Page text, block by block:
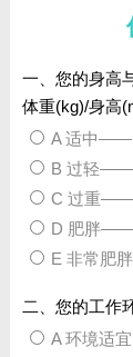
一、您的身高
体重(kg)/身高
A 适中
B 过轻——
C 过重
D 肥胖——
E 非常肥
二、您的工作
A 环境适宜